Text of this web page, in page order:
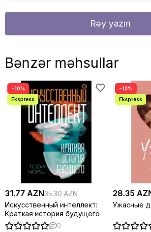
Rəy yazın
Bənzər məhsullar
−10%
31.77 AZN35.30 AZN
Искусственный интеллект:
Краткая история будущего
0
−10%
28.35
Ужасные